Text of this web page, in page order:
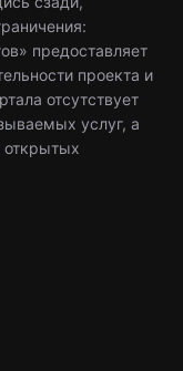
предоставляет
проекта и
отсутствует
услуг, а
открытых